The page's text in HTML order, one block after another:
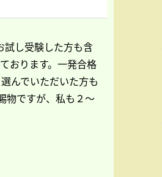
試し受験した方も含
おります。一発合格
んでいただいた方も
物ですが、私も２～